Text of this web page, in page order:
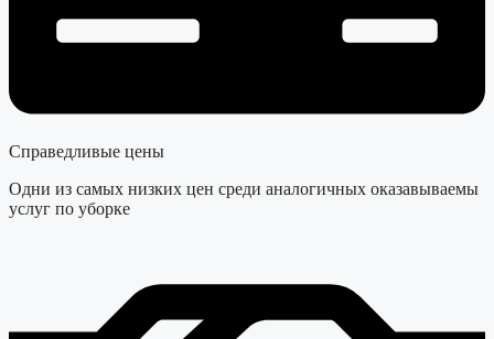
Справедливые цены
Одни из самых низких цен среди аналогичных оказавываемы
услуг по уборке